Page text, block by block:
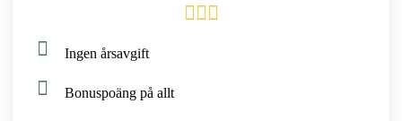
Ingen årsavgift
Bonuspoäng på allt